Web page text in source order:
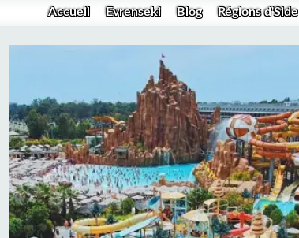
Accueil Evrenseki Blog Régions d'Side